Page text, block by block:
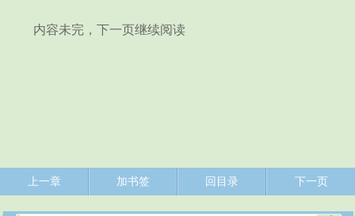
内容未完，下一页继续阅读
上一章 加书签 回目录 下一页